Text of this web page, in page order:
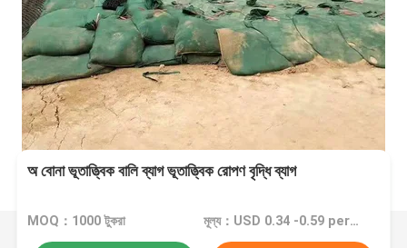
অ বোনা ভূতাত্ত্বিক বালি ব্যাগ ভূতাত্ত্বিক রোপণ বৃদ্ধি ব্যাগ
MOQ：1000 টুকরা মূল্য：USD 0.34 -0.59 per piece